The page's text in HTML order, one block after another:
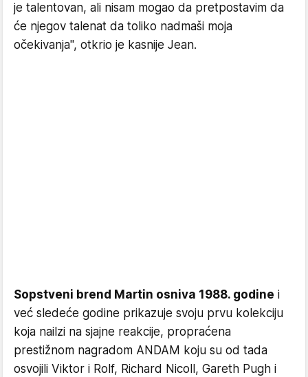
je talentovan, ali nisam mogao da pretpostavim da
će njegov talenat da toliko nadmaši moja
očekivanja", otkrio je kasnije Jean.
Sopstveni brend Martin osniva 1988. godine i
već sledeće godine prikazuje svoju prvu kolekciju
koja nailzi na sjajne reakcije, propraćena
prestižnom nagradom ANDAM koju su od tada
osvojili Viktor i Rolf, Richard Nicoll, Gareth Pugh i